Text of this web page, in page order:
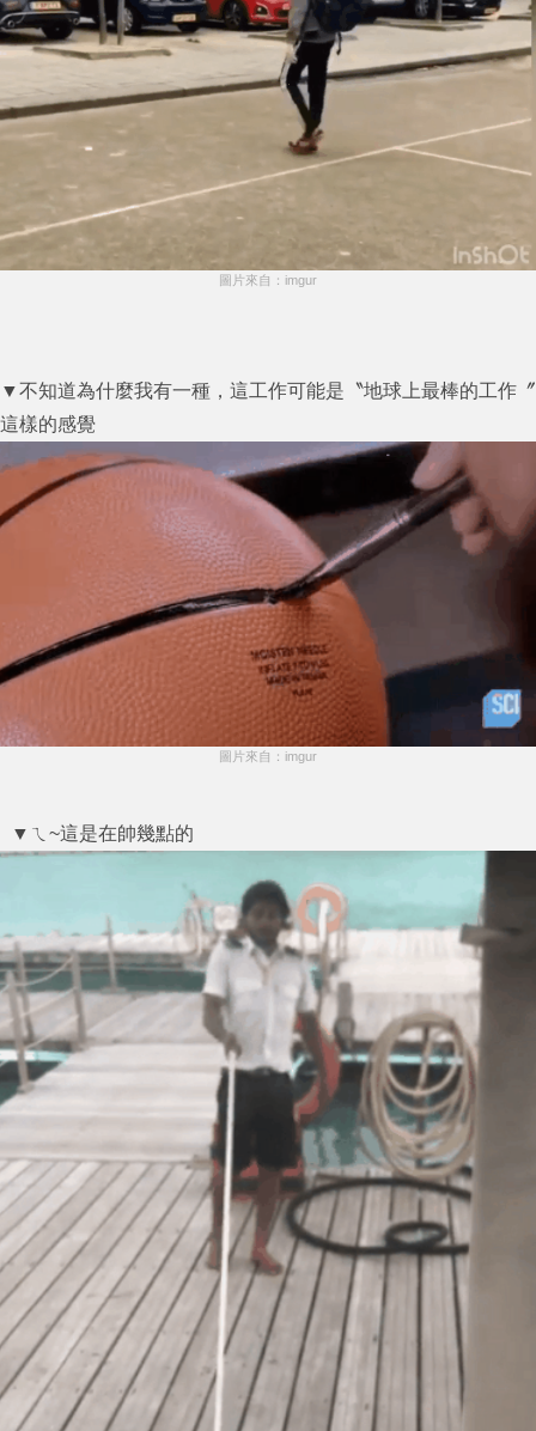
圖片來自：imgur
▼不知道為什麼我有一種，這工作可能是〝地球上最棒的工作〞
這樣的感覺
圖片來自：imgur
▼ㄟ~這是在帥幾點的